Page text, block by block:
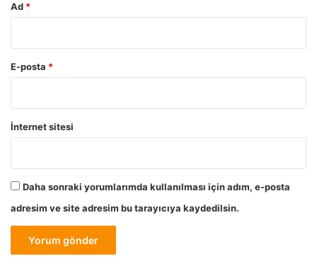
Ad *
E-posta *
İnternet sitesi
Daha sonraki yorumlarımda kullanılması için adım, e-posta
adresim ve site adresim bu tarayıcıya kaydedilsin.